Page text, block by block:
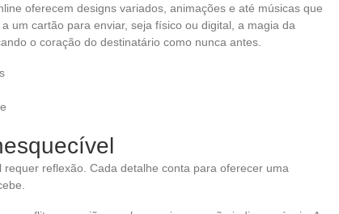
oferecem designs variados, animações e até músicas que
um cartão para enviar, seja físico ou digital, a magia da
o coração do destinatário como nunca antes.
reflexão. Cada detalhe conta para oferecer uma